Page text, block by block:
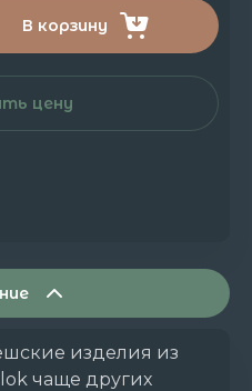
В корзину
цену
изделия из
чаще других